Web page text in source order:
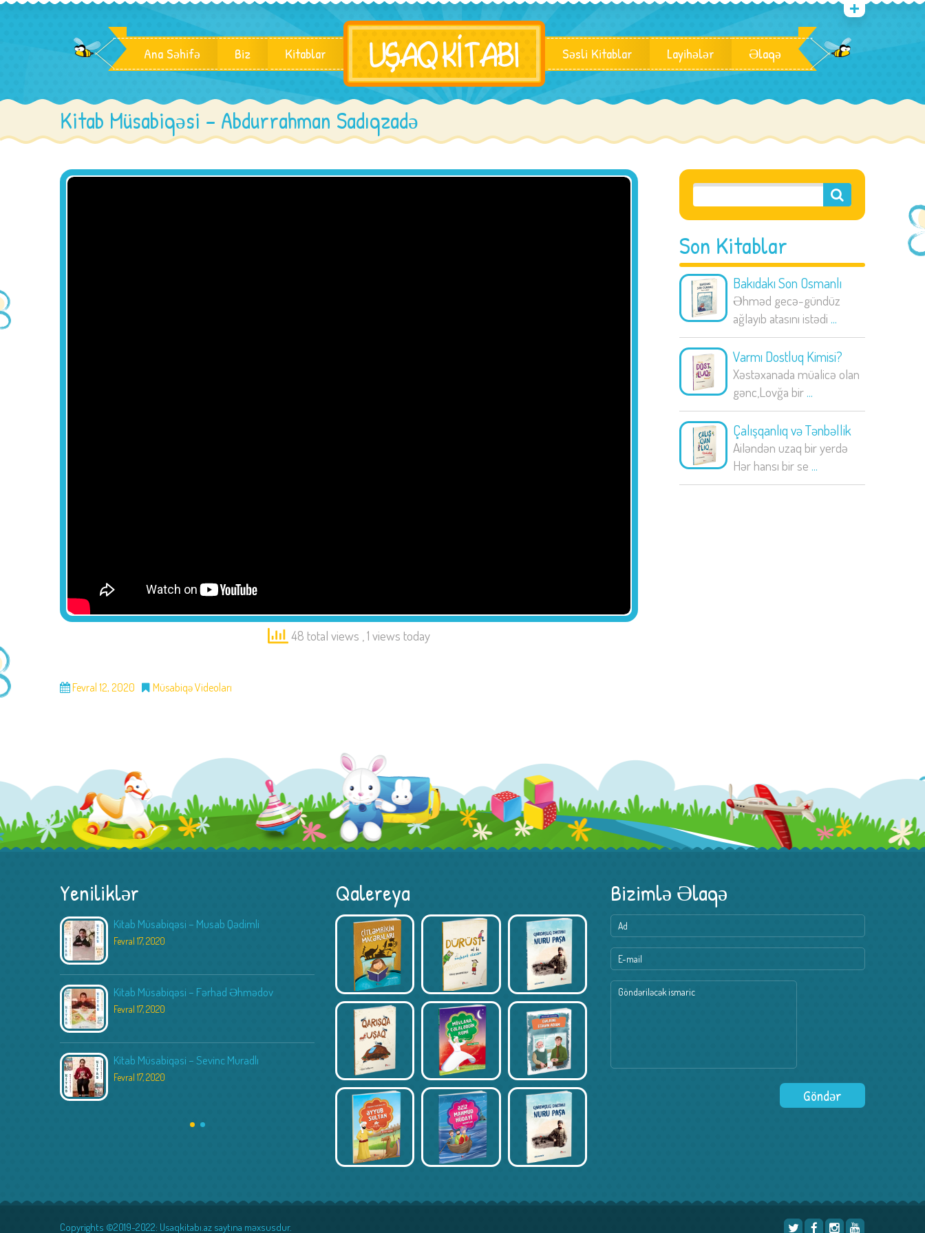
Ana Səhifə Biz Kitablar Səsli Kitablar Layihələr Əlaqə
Kitab Müsabiqəsi – Abdurrahman Sadıqzadə
Son Kitablar
Bakıdakı Son Osmanlı
Əhməd gecə-gündüz
ağlayıb atasını istədi ...
Varmı Dostluq Kimisi?
Xəstəxanada müalicə olan
gənc,Lovğa bir ...
Çalışqanlıq və Tənbəllik
Ailəndən uzaq bir yerdə
Hər hansı bir se ...
48 total views , 1 views today
Fevral 12, 2020 Müsabiqə Videoları
Yeniliklər
Kitab Müsabiqəsi – Musab Qədimli
Fevral 17, 2020
Kitab Müsabiqəsi – Fərhad Əhmədov
Fevral 17, 2020
Kitab Müsabiqəsi – Sevinc Muradlı
Fevral 17, 2020
Kitab Müsabiqəsi – Xədicə Hacıyeva
Fevral 17, 2020
Kitab Müsabiqəsi – Əli İsmayılov
Fevral 17, 2020
Kitab Müsabiqəsi – İncinur Əliyeva
Fevral 17, 2020
Qalereya Bizimlə Əlaqə
Copyrights ©2019-2022: Usaqkitabı.az saytına məxsusdur.